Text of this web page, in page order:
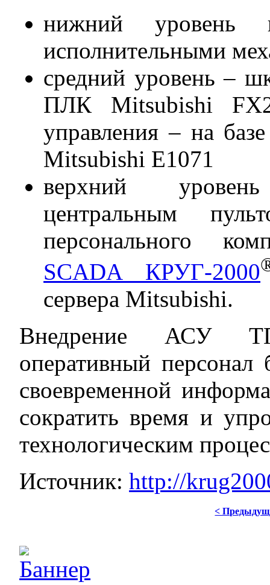
нижний уровень
исполнительными
средний уровень –
ПЛК Mitsubishi
управления – на
Mitsubishi E1071
верхний
центральным
персонального
SCADA КРУГ-2000
сервера Mitsubishi.
Внедрение АСУ ТП
оперативный персонал
своевременной
сократить время и
технологическим
Источник:http://
<